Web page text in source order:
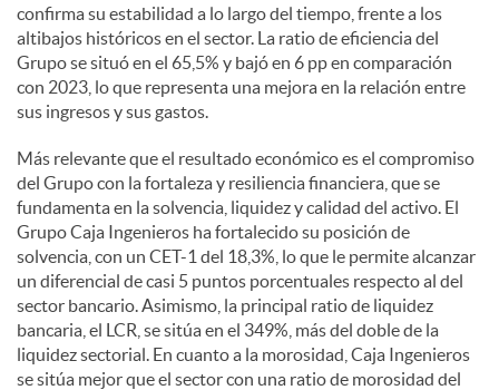
confirma su estabilidad a lo largo del tiempo, frente a los
altibajos históricos en el sector. La ratio de eficiencia del
Grupo se situó en el 65,5% y bajó en 6 pp en comparación
con 2023, lo que representa una mejora en la relación entre
sus ingresos y sus gastos.
Más relevante que el resultado económico es el compromiso
del Grupo con la fortaleza y resiliencia financiera, que se
fundamenta en la solvencia, liquidez y calidad del activo. El
Grupo Caja Ingenieros ha fortalecido su posición de
solvencia, con un CET-1 del 18,3%, lo que le permite alcanzar
un diferencial de casi 5 puntos porcentuales respecto al del
sector bancario. Asimismo, la principal ratio de liquidez
bancaria, el LCR, se sitúa en el 349%, más del doble de la
liquidez sectorial. En cuanto a la morosidad, Caja Ingenieros
se sitúa mejor que el sector con una ratio de morosidad del